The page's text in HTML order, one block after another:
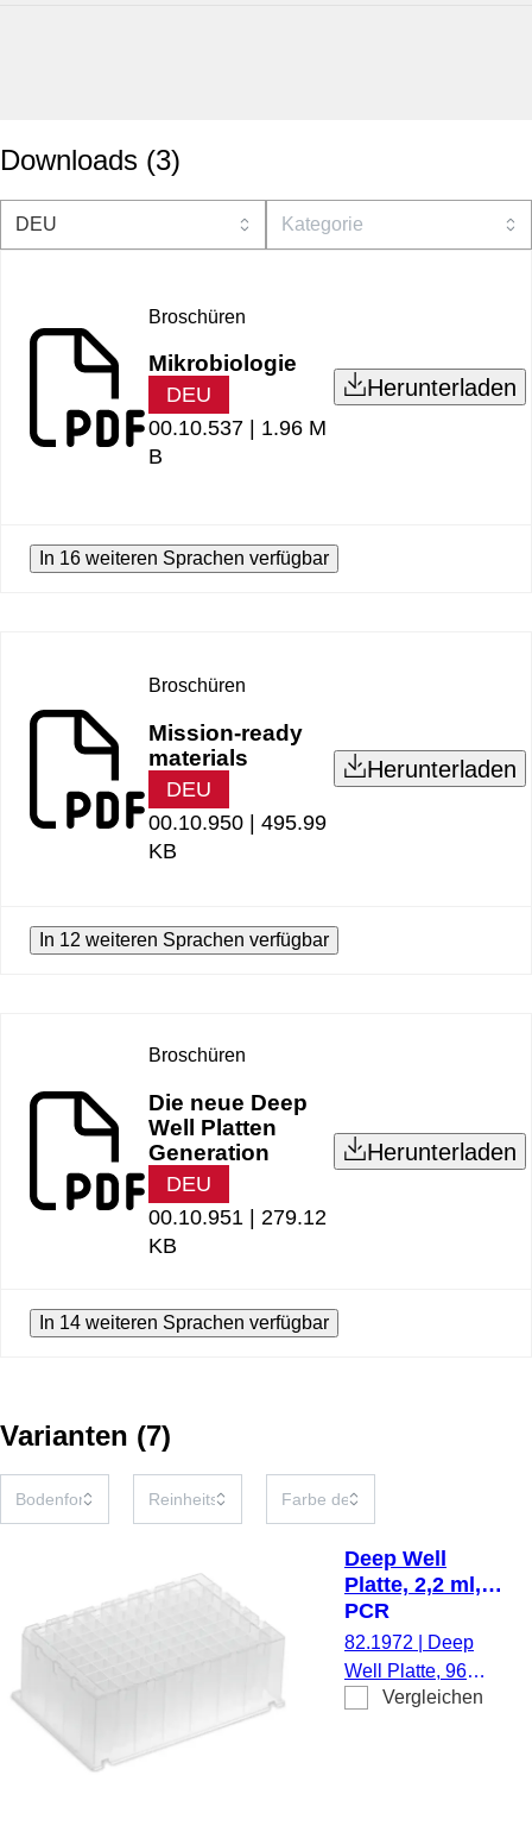
Downloads (3)
Broschüren
Mikrobiologie
DEU
00.10.537 | 1.96 M
B
Herunterladen
In 16 weiteren Sprachen verfügbar
Broschüren
Mission-ready
materials
DEU
00.10.950 | 495.99
KB
Herunterladen
In 12 weiteren Sprachen verfügbar
Broschüren
Die neue Deep
Well Platten
Generation
DEU
00.10.951 | 279.12
KB
Herunterladen
In 14 weiteren Sprachen verfügbar
Varianten (7)
Deep Well
Platte, 2,2 ml,
PCR
Performance
Tested, PP
82.1972
Deep
Well Platte, 96
Well, 2,2 ml,
Vergleichen